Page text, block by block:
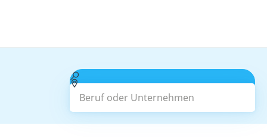
Beruf oder Unternehmen
Suchen